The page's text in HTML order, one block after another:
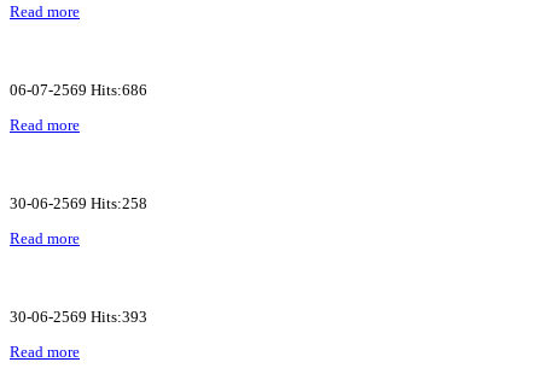
Read more
06-07-2569 Hits:686
Read more
30-06-2569 Hits:258
Read more
30-06-2569 Hits:393
Read more